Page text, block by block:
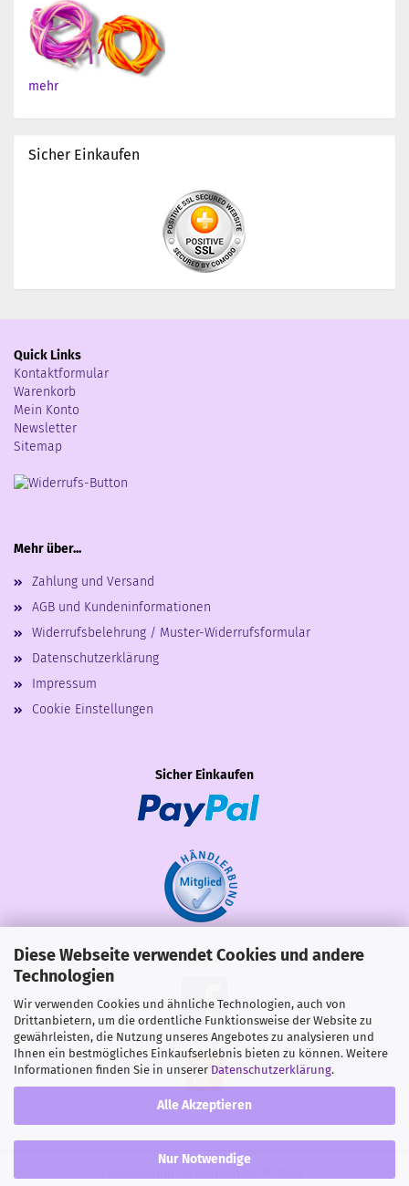
Diese Webseite verwendet Cookies und andere
Technologien
Wir verwenden Cookies und ähnliche Technologien, auch von
Drittanbietern, um die ordentliche Funktionsweise der Website zu
gewährleisten, die Nutzung unseres Angebotes zu analysieren und
Ihnen ein bestmögliches Einkaufserlebnis bieten zu können. Weitere
Informationen finden Sie in unserer Datenschutzerklärung.
Alle Akzeptieren
Nur Notwendige
mehr
Sicher Einkaufen
Quick Links
Kontaktformular
Warenkorb
Mein Konto
Newsletter
Sitemap
Mehr über...
Zahlung und Versand
AGB und Kundeninformationen
Widerrufsbelehrung / Muster-Widerrufsformular
Datenschutzerklärung
Impressum
Cookie Einstellungen
Sicher Einkaufen
Share